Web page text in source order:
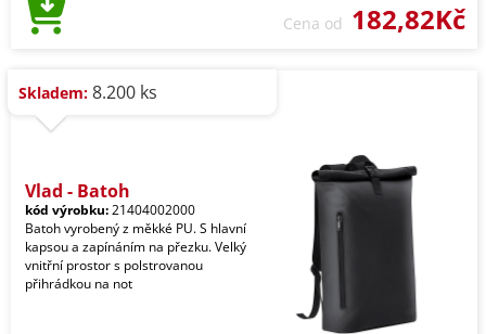
Cena od 182,82Kč
Skladem: 8.200 ks
Vlad - Batoh
kód výrobku:21404002000
Batoh vyrobený z měkké PU. S hlavní
kapsou a zapínáním na přezku. Velký
vnitřní prostor s polstrovanou
přihrádkou na not